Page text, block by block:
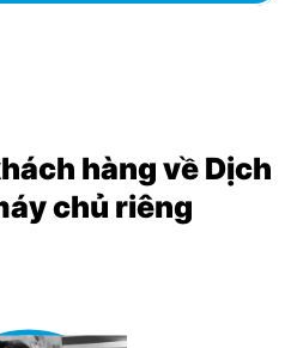
hàng về Dịch
chủ riêng